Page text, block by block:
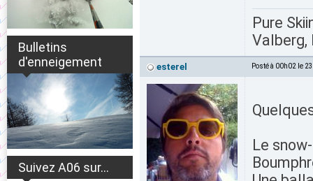
Bulletins
d'enneigement
Suivez A06 sur...
Pure
Valberg,
esterel Posté à 00h02 le
Le